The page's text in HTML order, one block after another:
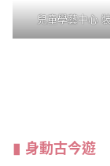
兒童學藝中心
身動古今遊